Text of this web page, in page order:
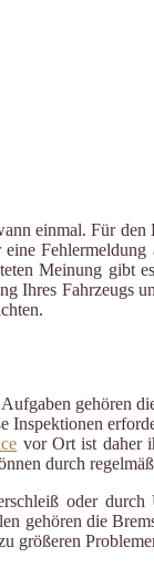
einmal. Für
Fehlermeldung
Meinung gibt
Ihres Fahrzeugs
gehören
Inspektionen
vor Ort ist daher
durch
oder durch
gehören die
größeren